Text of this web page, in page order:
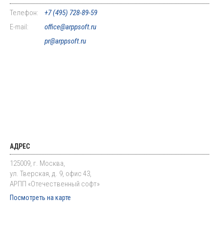
Телефон:
+7 (495) 728-89-59
E-mail:
office@arppsoft.ru
pr@arppsoft.ru
АДРЕС
125009, г. Москва,
ул. Тверская, д. 9, офис 43,
АРПП «Отечественный софт»
Посмотреть на карте